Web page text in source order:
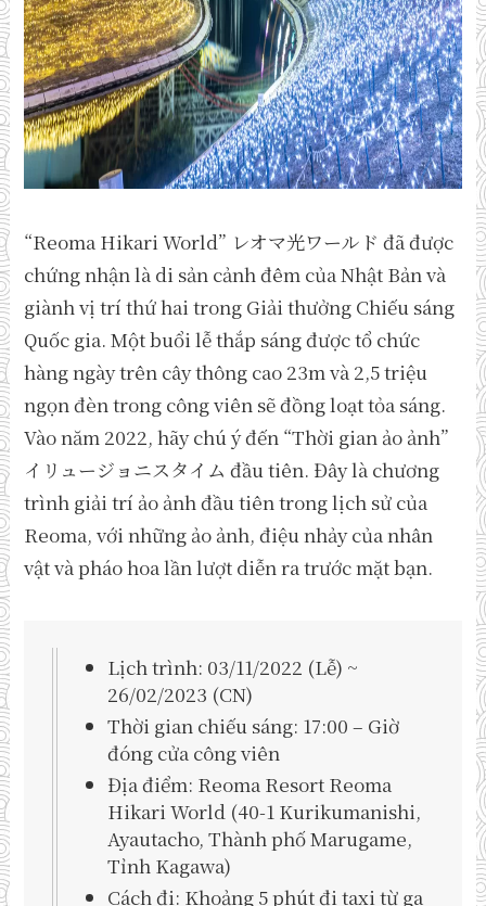
“Reoma Hikari World” レオマ光ワールド đã được
chứng nhận là di sản cảnh đêm của Nhật Bản và
giành vị trí thứ hai trong Giải thưởng Chiếu sáng
Quốc gia. Một buổi lễ thắp sáng được tổ chức
hàng ngày trên cây thông cao 23m và 2,5 triệu
ngọn đèn trong công viên sẽ đồng loạt tỏa sáng.
Vào năm 2022, hãy chú ý đến “Thời gian ảo ảnh”
イリュージョニスタイム đầu tiên. Đây là chương
trình giải trí ảo ảnh đầu tiên trong lịch sử của
Reoma, với những ảo ảnh, điệu nhảy của nhân
vật và pháo hoa lần lượt diễn ra trước mặt bạn.
Lịch trình: 03/11/2022 (Lễ) ~
26/02/2023 (CN)
Thời gian chiếu sáng: 17:00 – Giờ
đóng cửa công viên
Địa điểm: Reoma Resort Reoma
Hikari World (40-1 Kurikumanishi,
Ayautacho, Thành phố Marugame,
Tỉnh Kagawa)
Cách đi: Khoảng 5 phút đi taxi từ ga